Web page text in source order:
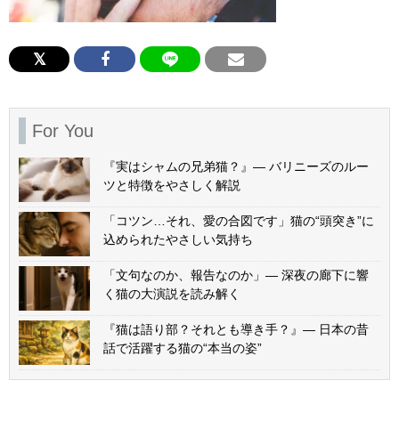
For You
『実はシャムの兄弟猫？』— バリニーズのルー
ツと特徴をやさしく解説
「コツン…それ、愛の合図です」猫の“頭突き”に
込められたやさしい気持ち
「文句なのか、報告なのか」— 深夜の廊下に響
く猫の大演説を読み解く
『猫は語り部？それとも導き手？』— 日本の昔
話で活躍する猫の“本当の姿”